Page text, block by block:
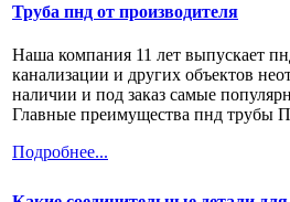
Труба пнд от производителя
Наша компания 11 лет выпускает
канализации и других объектов
наличии и под заказ самые
Главные преимущества пнд трубы
Подробнее...